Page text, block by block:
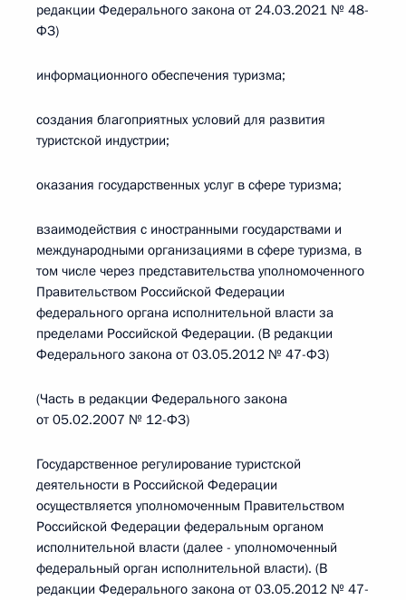
редакции Федерального закона от 24.03.2021 № 48-
ФЗ)
информационного обеспечения туризма;
создания благоприятных условий для развития
туристской индустрии;
оказания государственных услуг в сфере туризма;
взаимодействия с иностранными государствами и
международными организациями в сфере туризма, в
том числе через представительства уполномоченного
Правительством Российской Федерации
федерального органа исполнительной власти за
пределами Российской Федерации. (В редакции
Федерального закона от 03.05.2012 № 47-ФЗ)
(Часть в редакции Федерального закона
от 05.02.2007 № 12-ФЗ)
Государственное регулирование туристской
деятельности в Российской Федерации
осуществляется уполномоченным Правительством
Российской Федерации федеральным органом
исполнительной власти (далее - уполномоченный
федеральный орган исполнительной власти). (В
редакции Федерального закона от 03.05.2012 № 47-